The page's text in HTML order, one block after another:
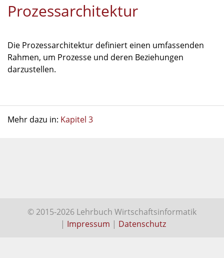
Prozessarchitektur
Die Prozessarchitektur definiert einen umfassenden
Rahmen, um Prozesse und deren Beziehungen
darzustellen.
Mehr dazu in: Kapitel 3
© 2015-2026 Lehrbuch Wirtschaftsinformatik
| Impressum | Datenschutz